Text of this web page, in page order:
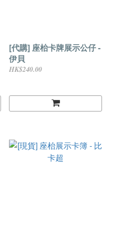
[代購] 座枱卡牌展示公仔 -
伊貝
HK$240.00